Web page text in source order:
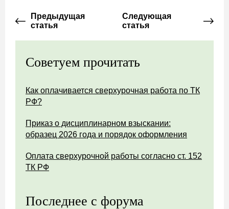
Предыдущая
статья
Следующая
статья
Советуем прочитать
Как оплачивается сверхурочная работа по ТК
РФ?
Приказ о дисциплинарном взыскании:
образец 2026 года и порядок оформления
Оплата сверхурочной работы согласно ст. 152
ТК РФ
Последнее с форума